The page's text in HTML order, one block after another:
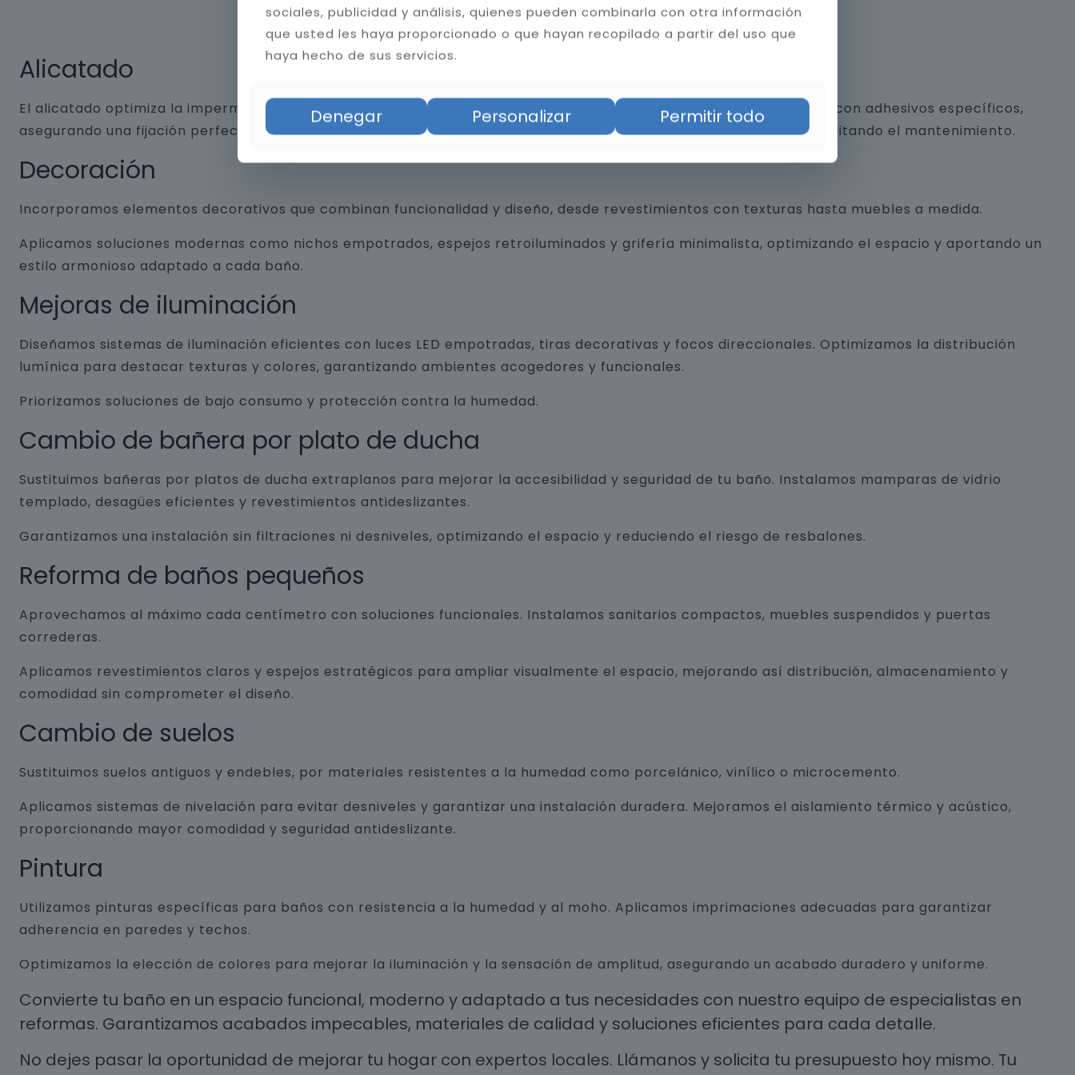
Alicatado
El alicatado optimiza la impermeabilidad y durabilidad del baño. Instalamos cerámica, porcelánico y piedra natural con adhesivos específicos,
asegurando una fijación perfecta. Aplicamos juntas resistentes a la humedad y hongos, mejorando la estética y facilitando el mantenimiento.
Decoración
Incorporamos elementos decorativos que combinan funcionalidad y diseño, desde revestimientos con texturas hasta muebles a medida.
Aplicamos soluciones modernas como nichos empotrados, espejos retroiluminados y grifería minimalista, optimizando el espacio y aportando un
estilo armonioso adaptado a cada baño.
Mejoras de iluminación
Diseñamos sistemas de iluminación eficientes con luces LED empotradas, tiras decorativas y focos direccionales. Optimizamos la distribución
lumínica para destacar texturas y colores, garantizando ambientes acogedores y funcionales.
Priorizamos soluciones de bajo consumo y protección contra la humedad.
Cambio de bañera por plato de ducha
Sustituimos bañeras por platos de ducha extraplanos para mejorar la accesibilidad y seguridad de tu baño. Instalamos mamparas de vidrio
templado, desagües eficientes y revestimientos antideslizantes.
Garantizamos una instalación sin filtraciones ni desniveles, optimizando el espacio y reduciendo el riesgo de resbalones.
Reforma de baños pequeños
Aprovechamos al máximo cada centímetro con soluciones funcionales. Instalamos sanitarios compactos, muebles suspendidos y puertas
correderas.
Aplicamos revestimientos claros y espejos estratégicos para ampliar visualmente el espacio, mejorando así distribución, almacenamiento y
comodidad sin comprometer el diseño.
Cambio de suelos
Sustituimos suelos antiguos y endebles, por materiales resistentes a la humedad como porcelánico, vinílico o microcemento.
Aplicamos sistemas de nivelación para evitar desniveles y garantizar una instalación duradera. Mejoramos el aislamiento térmico y acústico,
proporcionando mayor comodidad y seguridad antideslizante.
Pintura
Utilizamos pinturas específicas para baños con resistencia a la humedad y al moho. Aplicamos imprimaciones adecuadas para garantizar
adherencia en paredes y techos.
Optimizamos la elección de colores para mejorar la iluminación y la sensación de amplitud, asegurando un acabado duradero y uniforme.
Convierte tu baño en un espacio funcional, moderno y adaptado a tus necesidades con nuestro equipo de especialistas en
reformas. Garantizamos acabados impecables, materiales de calidad y soluciones eficientes para cada detalle.
No dejes pasar la oportunidad de mejorar tu hogar con expertos locales. Llámanos y solicita tu presupuesto hoy mismo. Tu
sociales, publicidad y análisis, quienes pueden combinarla con otra información
que usted les haya proporcionado o que hayan recopilado a partir del uso que
haya hecho de sus servicios.
Denegar Personalizar Permitir todo